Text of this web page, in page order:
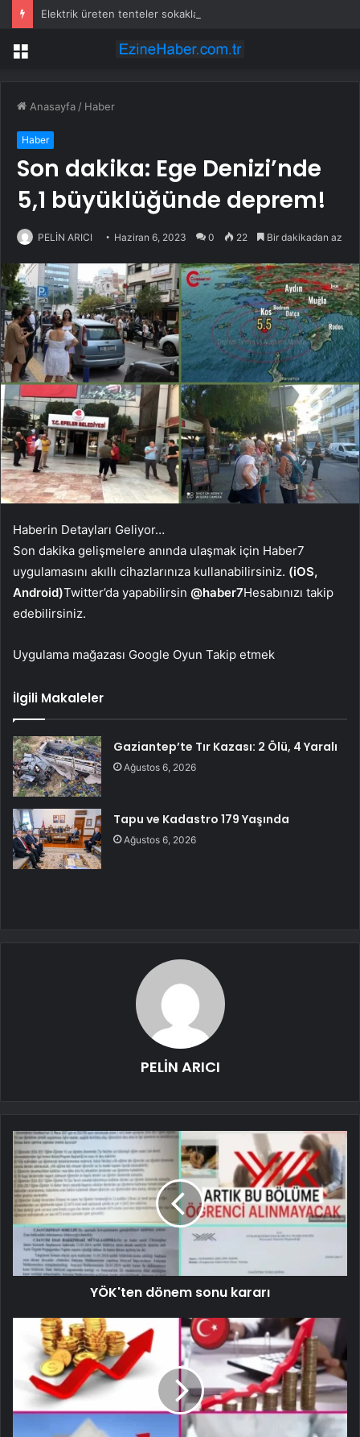
Elektrik üreten tenteler sokaklarda yerini almaya baladı
Menü
Anasayfa / Haber
Haber
Son dakika: Ege Denizi’nde
5,1 büyüklüğünde deprem!
PELİN ARICI Haziran 6, 2023 0 22 Bir dakikadan az
Haberin Detayları Geliyor…
Son dakika gelişmelere anında ulaşmak için Haber7
uygulamasını akıllı cihazlarınıza kullanabilirsiniz. (iOS,
Android)Twitter’da yapabilirsin @haber7Hesabınızı takip
edebilirsiniz.
Uygulama mağazası Google Oyun Takip etmek
İlgili Makaleler
Gaziantep’te Tır Kazası: 2 Ölü, 4 Yaralı
Ağustos 6, 2026
Tapu ve Kadastro 179 Yaşında
Ağustos 6, 2026
PELİN ARICI
YÖK'ten dönem sonu kararı